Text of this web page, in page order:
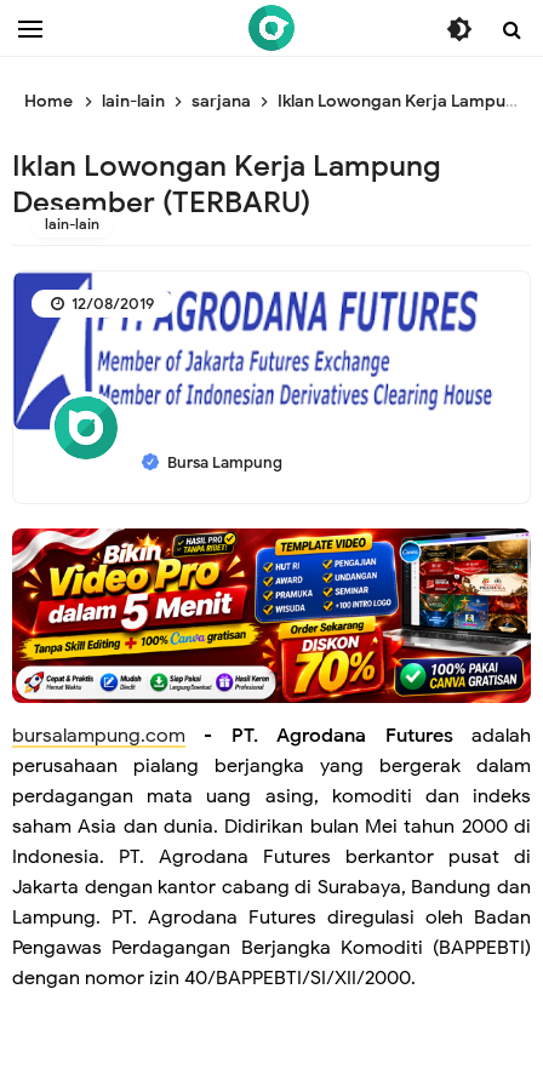
/* ganti br end */
Home lain-lain sarjana Iklan Lowongan Kerja Lampung Desember (TERBARU)
Iklan Lowongan Kerja Lampung
Desember (TERBARU)
lain-lain
Bursa Lampung
12/08/2019
bursalampung.com - PT. Agrodana Futuresadalah
perusahaan pialang berjangka yang bergerak dalam
perdagangan mata uang asing, komoditi dan indeks
saham Asia dan dunia. Didirikan bulan Mei tahun 2000 di
Indonesia. PT. Agrodana Futures berkantor pusat di
Jakarta dengan kantor cabang di Surabaya, Bandung dan
Lampung. PT. Agrodana Futures diregulasi oleh Badan
Pengawas Perdagangan Berjangka Komoditi (BAPPEBTI)
dengan nomor izin 40/BAPPEBTI/SI/XII/2000.